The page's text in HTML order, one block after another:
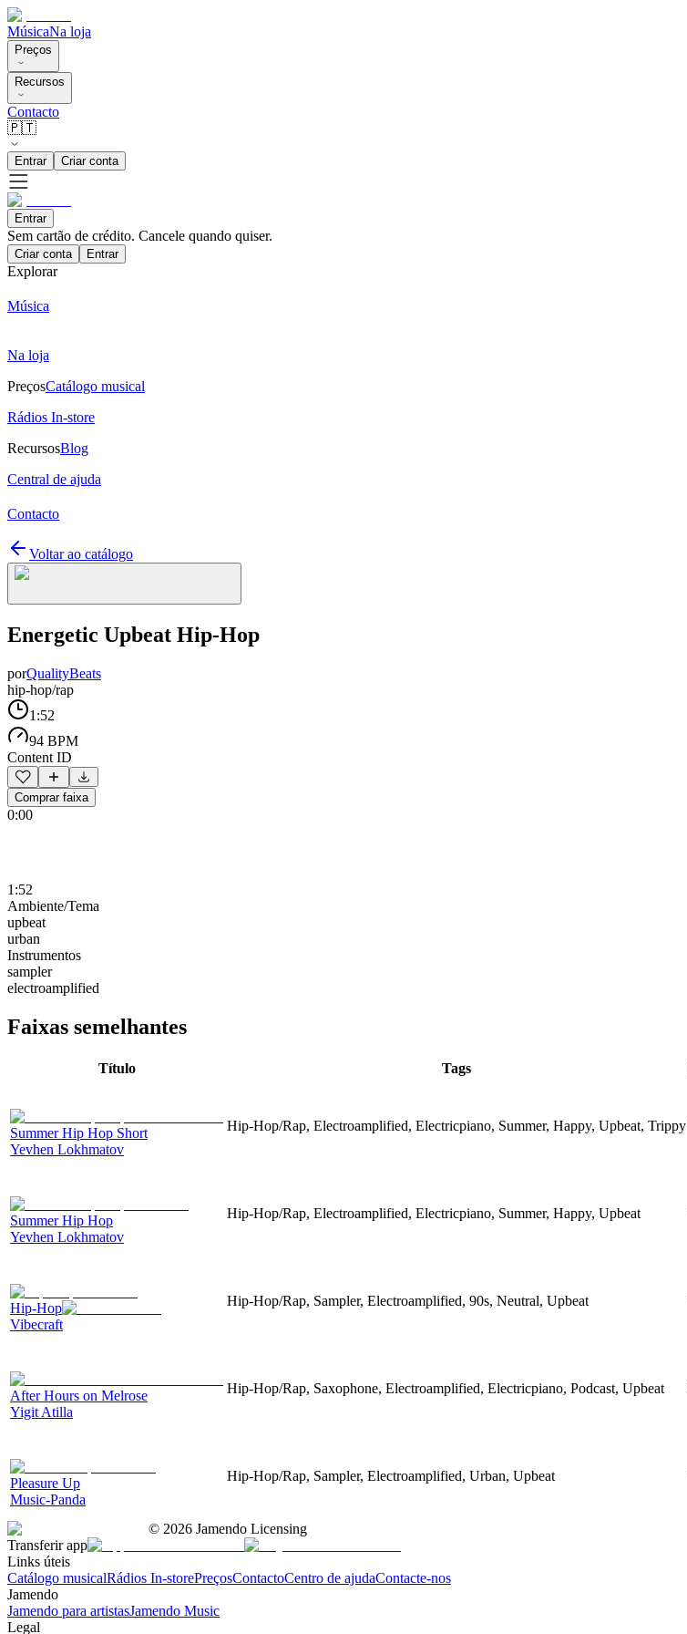
MúsicaNa loja
Preços
Recursos
Contacto
🇵🇹
Entrar Criar conta
Entrar
Sem cartão de crédito. Cancele quando quiser.
Criar conta Entrar
Explorar
Música
Na loja
PreçosCatálogo musical
Rádios In-store
RecursosBlog
Central de ajuda
Contacto
Voltar ao catálogo
Energetic Upbeat Hip-Hop
porQualityBeats
hip-hop/rap
1:52
94 BPM
Content ID
Comprar faixa
0:00
1:52
Ambiente/Tema
upbeat
urban
Instrumentos
sampler
electroamplified
Faixas semelhantes
Título Tags
Summer Hip Hop Short
Yevhen Lokhmatov
Hip-Hop/Rap, Electroamplified, Electricpiano, Summer, Happy, Upbeat, Trippy
Summer Hip Hop
Yevhen Lokhmatov
Hip-Hop/Rap, Electroamplified, Electricpiano, Summer, Happy, Upbeat
Hip-Hop
Vibecraft
Hip-Hop/Rap, Sampler, Electroamplified, 90s, Neutral, Upbeat
After Hours on Melrose
Yigit Atilla
Hip-Hop/Rap, Saxophone, Electroamplified, Electricpiano, Podcast, Upbeat
Pleasure Up
Music-Panda
Hip-Hop/Rap, Sampler, Electroamplified, Urban, Upbeat
© 2026 Jamendo Licensing
Transferir app
Links úteis
Catálogo musicalRádios In-storePreçosContactoCentro de ajudaContacte-nos
Jamendo
Jamendo para artistasJamendo Music
Legal